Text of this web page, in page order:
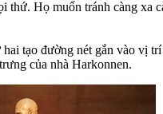
Họ muốn tránh càng xa
tạo đường nét gắn vào vị
của nhà Harkonnen.